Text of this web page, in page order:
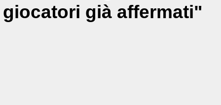
giocatori già affermati"